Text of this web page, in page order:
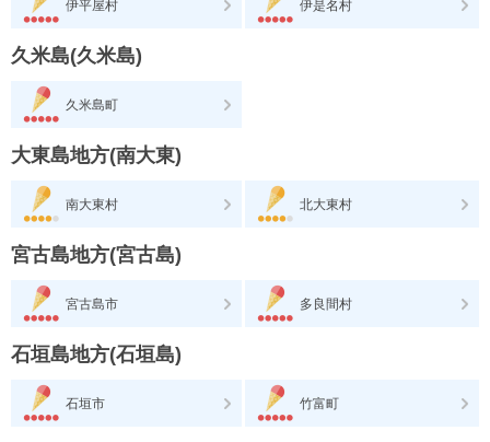
伊平屋村 伊是名村
久米島(久米島)
久米島町
大東島地方(南大東)
南大東村 北大東村
宮古島地方(宮古島)
宮古島市 多良間村
石垣島地方(石垣島)
石垣市 竹富町